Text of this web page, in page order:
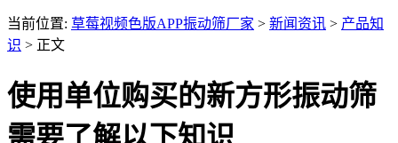
当前位置: 草莓视频色版APP振动筛厂家 > 新闻资讯 > 产品知
识 > 正文
使用单位购买的新方形振动筛